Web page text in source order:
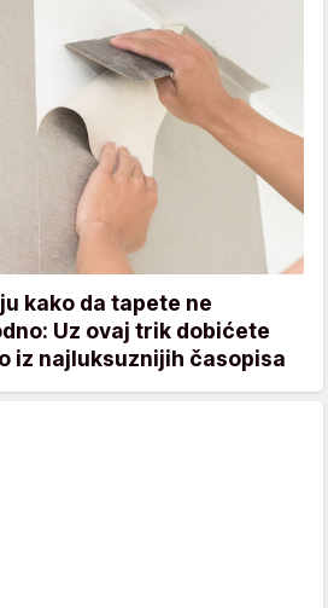
kako da tapete ne
Uz ovaj trik dobićete
iz najluksuznijih časopisa